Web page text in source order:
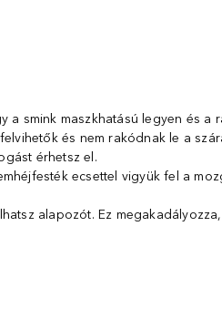
smink maszkhatású legyen és a
és nem rakódnak le a
érhetsz el.
ecsettel vigyük fel a
alapozót. Ez